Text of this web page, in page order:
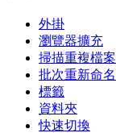
外掛
瀏覽器擴充
掃描重複檔案
批次重新命名
標籤
資料夾
快速切換